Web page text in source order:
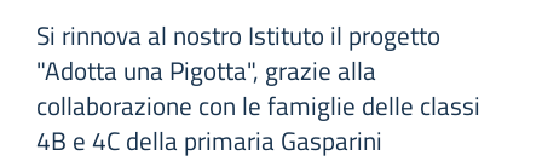
Si rinnova al nostro Istituto il progetto
"Adotta una Pigotta", grazie alla
collaborazione con le famiglie delle classi
4B e 4C della primaria Gasparini